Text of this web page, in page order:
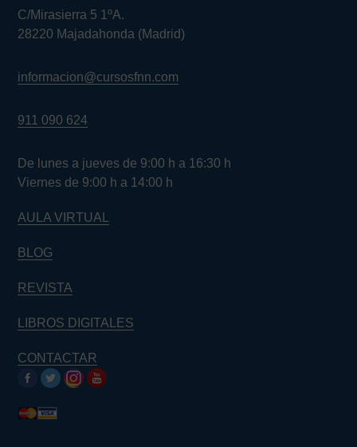
C/Mirasierra 5 1ºA.
28220 Majadahonda (Madrid)
informacion@cursosfnn.com
911 090 624
De lunes a jueves de 9:00 h a 16:30 h
Viernes de 9:00 h a 14:00 h
AULA VIRTUAL
BLOG
REVISTA
LIBROS DIGITALES
CONTACTAR